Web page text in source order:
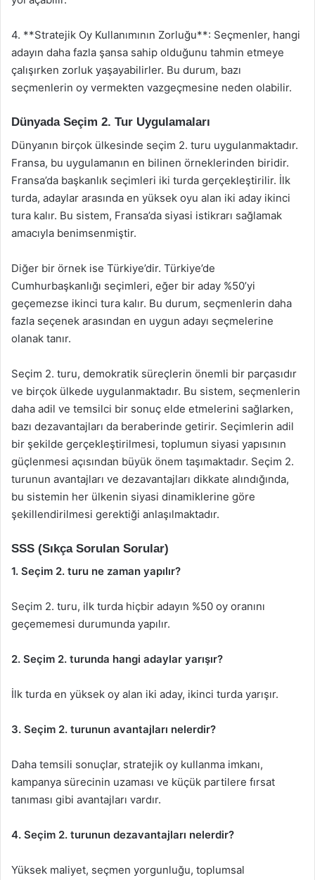
4. **Stratejik Oy Kullanımının Zorluğu**: Seçmenler, hangi
adayın daha fazla şansa sahip olduğunu tahmin etmeye
çalışırken zorluk yaşayabilirler. Bu durum, bazı
seçmenlerin oy vermekten vazgeçmesine neden olabilir.
Dünyada Seçim 2. Tur Uygulamaları
Dünyanın birçok ülkesinde seçim 2. turu uygulanmaktadır.
Fransa, bu uygulamanın en bilinen örneklerinden biridir.
Fransa’da başkanlık seçimleri iki turda gerçekleştirilir. İlk
turda, adaylar arasında en yüksek oyu alan iki aday ikinci
tura kalır. Bu sistem, Fransa’da siyasi istikrarı sağlamak
amacıyla benimsenmiştir.
Diğer bir örnek ise Türkiye’dir. Türkiye’de
Cumhurbaşkanlığı seçimleri, eğer bir aday %50’yi
geçemezse ikinci tura kalır. Bu durum, seçmenlerin daha
fazla seçenek arasından en uygun adayı seçmelerine
olanak tanır.
Seçim 2. turu, demokratik süreçlerin önemli bir parçasıdır
ve birçok ülkede uygulanmaktadır. Bu sistem, seçmenlerin
daha adil ve temsilci bir sonuç elde etmelerini sağlarken,
bazı dezavantajları da beraberinde getirir. Seçimlerin adil
bir şekilde gerçekleştirilmesi, toplumun siyasi yapısının
güçlenmesi açısından büyük önem taşımaktadır. Seçim 2.
turunun avantajları ve dezavantajları dikkate alındığında,
bu sistemin her ülkenin siyasi dinamiklerine göre
şekillendirilmesi gerektiği anlaşılmaktadır.
SSS (Sıkça Sorulan Sorular)
1. Seçim 2. turu ne zaman yapılır?
Seçim 2. turu, ilk turda hiçbir adayın %50 oy oranını
geçememesi durumunda yapılır.
2. Seçim 2. turunda hangi adaylar yarışır?
İlk turda en yüksek oy alan iki aday, ikinci turda yarışır.
3. Seçim 2. turunun avantajları nelerdir?
Daha temsili sonuçlar, stratejik oy kullanma imkanı,
kampanya sürecinin uzaması ve küçük partilere fırsat
tanıması gibi avantajları vardır.
4. Seçim 2. turunun dezavantajları nelerdir?
Yüksek maliyet, seçmen yorgunluğu, toplumsal